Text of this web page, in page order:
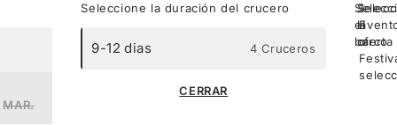
MAR.
Seleccione la duración del crucero
9-12 dias 4 Cruceros
CERRAR
el
barco
la
oferta
1
o